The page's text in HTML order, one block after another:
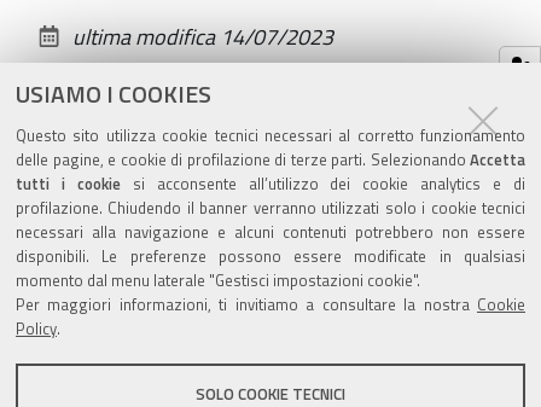
USIAMO I COOKIES
Questo sito utilizza cookie tecnici necessari al corretto funzionamento
delle pagine, e cookie di profilazione di terze parti. Selezionando Accetta
tutti i cookiesi acconsente all’utilizzo dei cookie analytics e di
profilazione. Chiudendo il banner verranno utilizzati solo i cookie tecnici
necessari alla navigazione e alcuni contenuti potrebbero non essere
disponibili. Le preferenze possono essere modificate in qualsiasi
momento dal menu laterale "Gestisci impostazioni cookie".
Per maggiori informazioni, ti invitiamo a consultare la nostra Cookie
Policy.
SOLO COOKIE TECNICI
documento
ultima modifica 14/07/2023
Valuta questo sito
Sito istituzionale Comune di Zola Predosa